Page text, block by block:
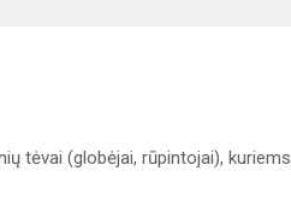
tėvai (globėjai, rūpintojai), kuriems